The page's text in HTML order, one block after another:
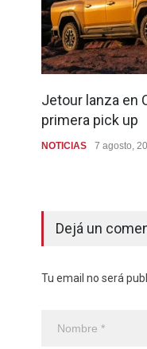
Jetour lanza en
primera pick up
NOTICIAS 7 agosto,
Dejá un
Tu email no será